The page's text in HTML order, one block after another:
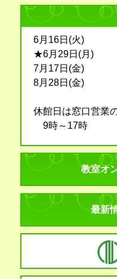
6月16日(火)
★6月29日(月)
7月17日(金)
8月28日(金)
休館日は窓口営業
9時～17時
教室オ
最新